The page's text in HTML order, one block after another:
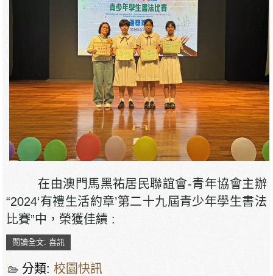
在由澳門馬黑祐居民聯誼會-青年協會主辦
“2024‘有禮生活約章’第二十九屆青少年學生書法
比賽”中，榮獲佳績 :
閱讀全文: 喜訊
分類:校園快訊